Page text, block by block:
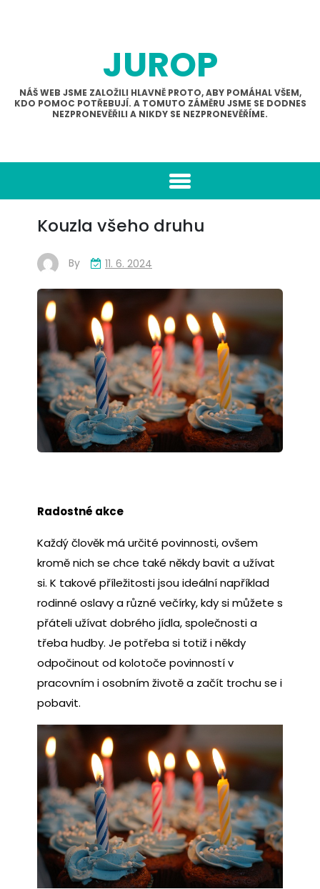
JUROP
NÁŠ WEB JSME ZALOŽILI HLAVNĚ PROTO, ABY POMÁHAL VŠEM,
KDO POMOC POTŘEBUJÍ. A TOMUTO ZÁMĚRU JSME SE DODNES
NEZPRONEVĚŘILI A NIKDY SE NEZPRONEVĚŘÍME.
Kouzla všeho druhu
By 11. 6. 2024
Radostné akce
Každý člověk má určité povinnosti, ovšem
kromě nich se chce také někdy bavit a užívat
si. K takové příležitosti jsou ideální například
rodinné oslavy a různé večírky, kdy si můžete s
přáteli užívat dobrého jídla, společnosti a
třeba hudby. Je potřeba si totiž i někdy
odpočinout od kolotoče povinností v
pracovním i osobním životě a začít trochu se i
pobavit.